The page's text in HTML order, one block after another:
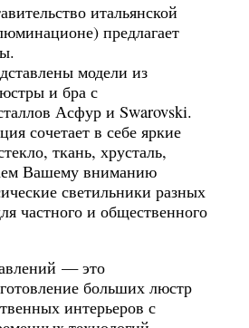
итальянской
предлагает
модели из
и бра с
Асфур и Swarovski.
сочетает в себе яркие
ткань, хрусталь,
Вашему вниманию
светильники разных
частного и общественного
— это
больших люстр
интерьеров с